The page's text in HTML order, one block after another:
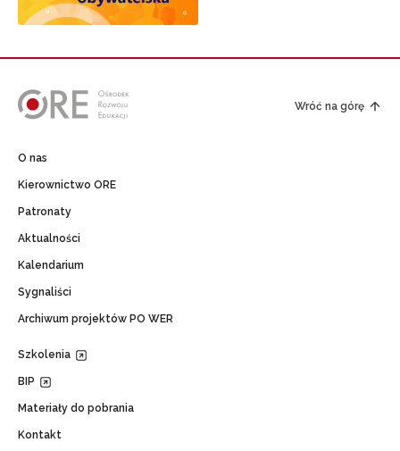
Wróć na górę
O nas
Kierownictwo ORE
Patronaty
Aktualności
Kalendarium
Sygnaliści
Archiwum projektów PO WER
Szkolenia
BIP
Materiały do pobrania
Kontakt